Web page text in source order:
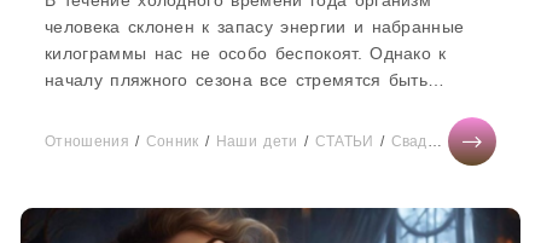
человека склонен к запасу энергии и набранные
килограммы нас не особо беспокоят. Однако к
началу пляжного сезона все стремятся быть
Отношения / Сонник / Наши дети / СТАТЬИ / Свадьба /Тесты